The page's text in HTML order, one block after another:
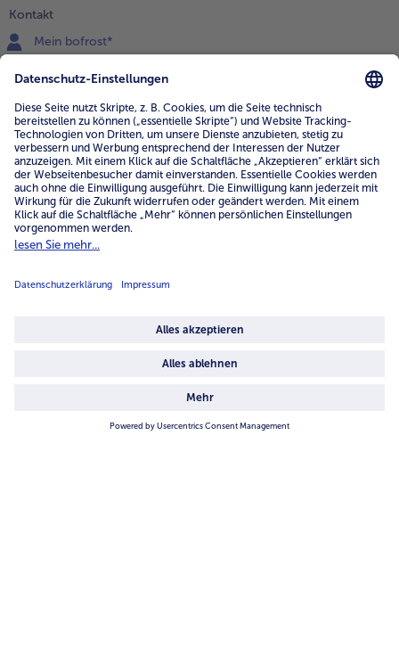
Kontakt
Mein bofrost*
0800 - 000 19 18
Mo.-Fr.: 7-21 Uhr Sa: 8-16 Uhr
Service
Unternehmen
Über uns